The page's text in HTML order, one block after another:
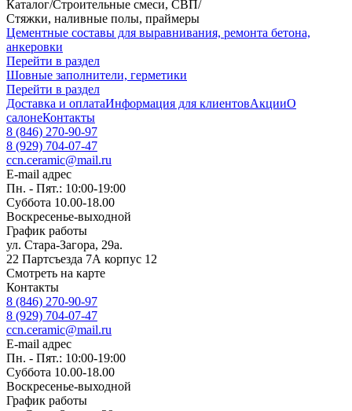
Каталог/Строительные смеси, СВП/
Стяжки, наливные полы, праймеры
Цементные составы для выравнивания, ремонта бетона,
анкеровки
Перейти в раздел
Шовные заполнители, герметики
Перейти в раздел
Доставка и оплатаИнформация для клиентовАкцииО
салонеКонтакты
8 (846) 270-90-97
8 (929) 704-07-47
ccn.ceramic@mail.ru
E-mail адрес
Пн. - Пят.: 10:00-19:00
Суббота 10.00-18.00
Воскресенье-выходной
График работы
ул. Стара-Загора, 29а.
22 Партсъезда 7А корпус 12
Смотреть на карте
Контакты
8 (846) 270-90-97
8 (929) 704-07-47
ccn.ceramic@mail.ru
E-mail адрес
Пн. - Пят.: 10:00-19:00
Суббота 10.00-18.00
Воскресенье-выходной
График работы